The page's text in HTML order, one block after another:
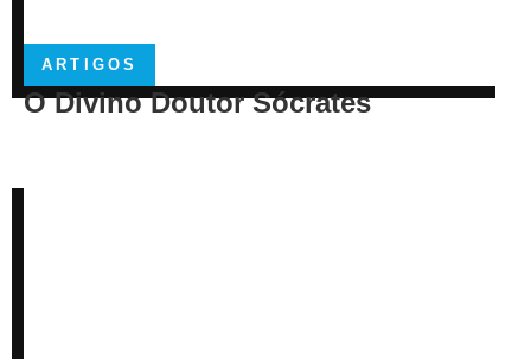
ARTIGOS
O Divino Doutor Sócrates